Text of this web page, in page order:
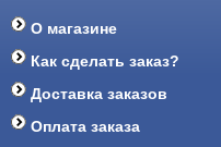
О магазине
Как сделать заказ?
Доставка заказов
Оплата заказа